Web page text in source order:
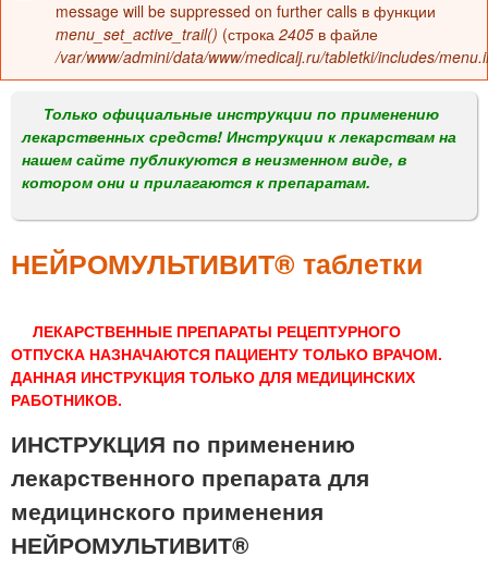
в
о
м
е
н
об
ошибке
message will be suppressed on further calls в функции
menu_set_active_trail() (строка 2405 в файле
/var/www/admini/data/www/medicalj.ru/tabletki/includes/
Только официальные инструкции по применению
лекарственных средств! Инструкции к лекарствам на
нашем сайте публикуются в неизменном виде, в
котором они и прилагаются к препаратам.
НЕЙРОМУЛЬТИВИТ® таблетки
ЛЕКАРСТВЕННЫЕ ПРЕПАРАТЫ РЕЦЕПТУРНОГО
ОТПУСКА НАЗНАЧАЮТСЯ ПАЦИЕНТУ ТОЛЬКО ВРАЧОМ.
ДАННАЯ ИНСТРУКЦИЯ ТОЛЬКО ДЛЯ МЕДИЦИНСКИХ
РАБОТНИКОВ.
ИНСТРУКЦИЯ по применению
лекарственного препарата для
медицинского применения
НЕЙРОМУЛЬТИВИТ®